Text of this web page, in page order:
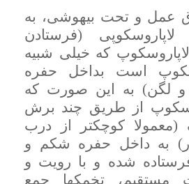
عمل و تحت بیهوشی، به
(فرستادن
لاپاروسکوپ که خیلی شبیه
است بداخل حفره
لگن) به این صورت که
از طریق چند برش
کوچکتر از درب
به داخل حفره شکم و
شده و با رویت و
مستقیم، تخمکها جمع